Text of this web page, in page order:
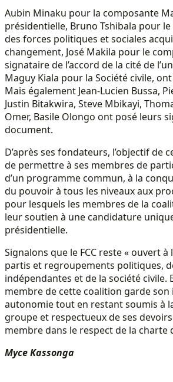
Aubin Minaku pour la composante
présidentielle, Bruno Tshibala pour
des forces politiques et sociales
changement, José Makila pour le
signataire de l’accord de la cité de
Maguy Kiala pour la Société civile,
Mais également Jean-Lucien Bussa,
Justin Bitakwira, Steve Mbikayi,
Omer, Basile Olongo ont posé leurs
document.
D’après ses fondateurs, l’objectif de
de permettre à ses membres de
d’un programme commun, à la
du pouvoir à tous les niveaux aux
pour lesquels les membres de la
leur soutien à une candidature
présidentielle.
Signalons que le FCC reste « ouvert à
partis et regroupements politiques,
indépendantes et de la société civile.
membre de cette coalition garde
autonomie tout en restant soumis à
groupe et respectueux de ses
membre dans le respect de la charte
Myce Kassonga